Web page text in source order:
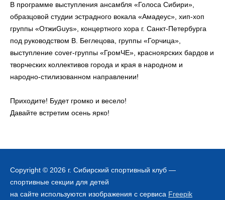
В программе выступления ансамбля «Голоса Сибири»,
образцовой студии эстрадного вокала «Амадеус», хип-хоп
группы «ОтжиGuys», концертного хора г. Санкт-Петербурга
под руководством В. Беглецова, группы «Горчица»,
выступление cover-группы «ГромЧЕ», красноярских бардов и
творческих коллективов города и края в народном и
народно-стилизованном направлении!
Приходите! Будет громко и весело!
Давайте встретим осень ярко!
Copyright © 2026 г. Сибирский спортивный клуб —
спортивные секции для детей
на сайте используются изображения с сервиса Freepik